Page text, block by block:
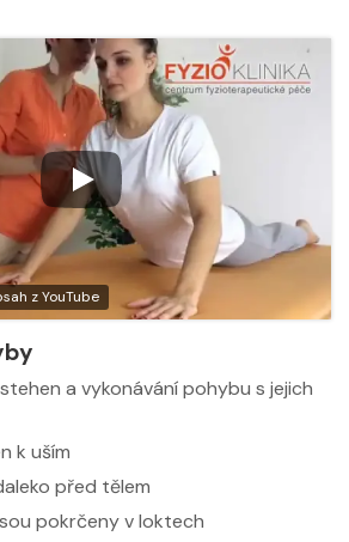
z YouTube
a vykonávání pohybu s jejich
k uším
před tělem
pokrčeny v loktech